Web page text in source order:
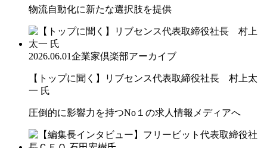
物流自動化に新たな選択肢を提供
2026.06.01企業家倶楽部アーカイブ
【トップに聞く】リブセンス代表取締役社長 村上太
一 氏
圧倒的に影響力を持つNo１の求人情報メディアへ